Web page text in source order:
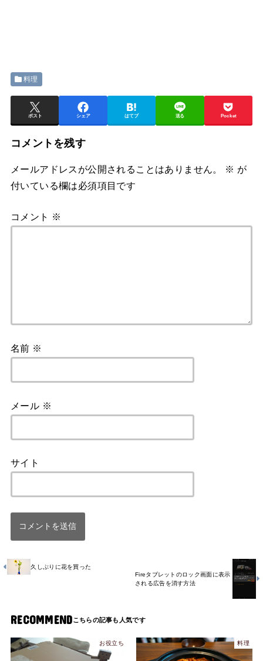
料理
ポスト シェア はてブ 送る Pocket
コメントを残す
メールアドレスが公開されることはありません。 ※ が
付いている欄は必須項目です
コメント ※
名前 ※
メール ※
サイト
久しぶりに花を買った
Fireタブレットのロック画面に表示
される広告を消す方法
RECOMMEND
お役立ち 料理